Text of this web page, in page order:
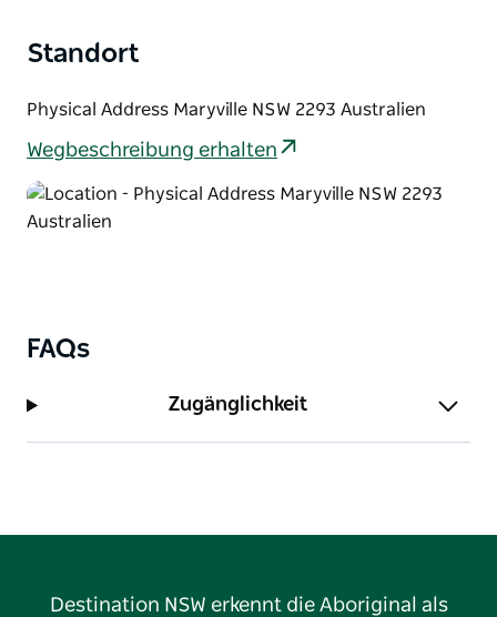
Standort
Physical Address Maryville NSW 2293 Australien
Wegbeschreibung erhalten
FAQs
Zugänglichkeit
Destination NSW erkennt die Aboriginal als